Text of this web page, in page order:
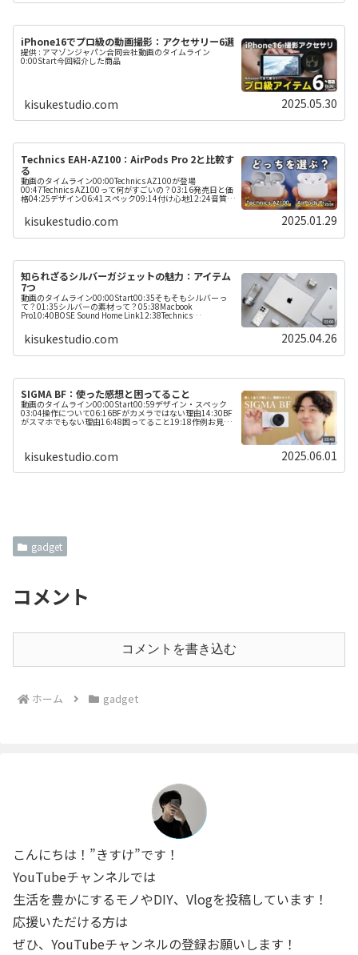
iPhone16でプロ級の動画撮影：アクセサリー6選
提供 : アマゾンジャパン合同会社動画のタイムライン
0:00Start今回紹介した商品
kisukestudio.com 2025.05.30
Technics EAH-AZ100：AirPods Pro 2と比較す
る
動画のタイムライン00:00Technics AZ100が登場
00:47Technics AZ100って何がすごいの？03:16発売日と価
格04:25デザイン06:41スペック09:14付け心地12:24音質を
比較12:52AZ100の音質...
kisukestudio.com 2025.01.29
知られざるシルバーガジェットの魅力：アイテム
7つ
動画のタイムライン00:00Start00:35そもそもシルバーっ
て？01:35シルバーの素材って？05:38Macbook
Pro10:40BOSE Sound Home Link12:38Technics
kisukestudio.com 2025.04.26
SIGMA BF：使った感想と困ってること
動画のタイムライン00:00Start00:59デザイン・スペック
03:04操作について06:16BFがカメラではない理由14:30BF
がスマホでもない理由16:48困ってること19:18作例お見せ
kisukestudio.com 2025.06.01
gadget
コメント
コメントを書き込む
ホーム gadget
こんにちは！”きすけ”です！
YouTubeチャンネルでは
生活を豊かにするモノやDIY、Vlogを投稿しています！
応援いただける方は
ぜひ、YouTubeチャンネルの登録お願いします！